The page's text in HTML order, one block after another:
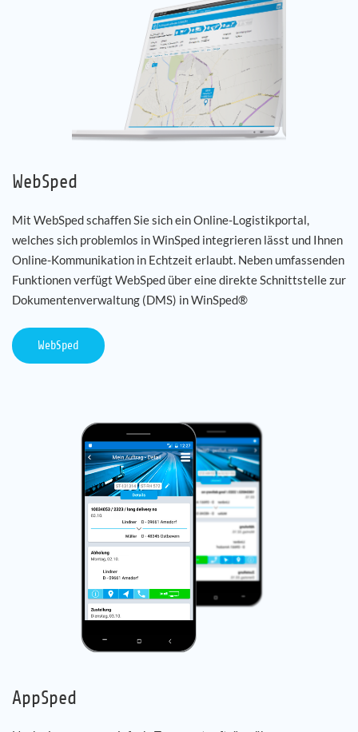
WebSped
Mit WebSped schaffen Sie sich ein Online-Logistikportal,
welches sich problemlos in WinSped integrieren lässt und Ihnen
Online-Kommunikation in Echtzeit erlaubt. Neben umfassenden
Funktionen verfügt WebSped über eine direkte Schnittstelle zur
Dokumentenverwaltung (DMS) in WinSped®
WebSped
AppSped